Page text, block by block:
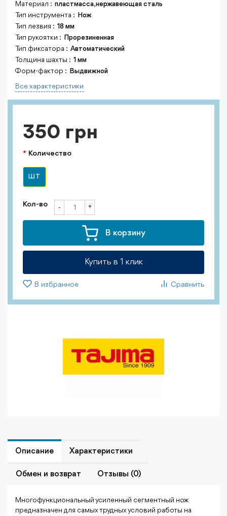
Материал : пластмасса,нержавеющая сталь
Тип инструмента :
Нож
Тип лезвия : 18 мм
Тип рукоятки :
Прорезиненная
Тип фиксатора : Автоматический
Толщина шахты : 1 мм
Форм-фактор :
Выдвижной
Все характеристики
350 грн
Количество
ШТ
Кол-во +
-
В корзину
Купить в 1 клик
Сравнить
В избранное
Описание Характеристики
Обмен и возврат Отзывы (0)
Многофункциональный усиленный сегментный нож
предназначен для самых трудных условий работы на